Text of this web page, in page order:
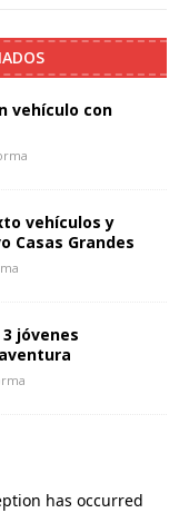
vehículo con
vehículos y
Casas Grandes
jóvenes